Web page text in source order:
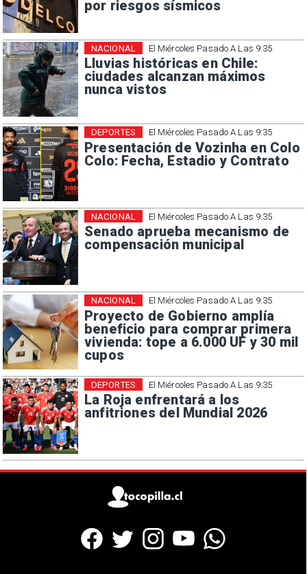
por riesgos sísmicos
El Miércoles Pasado A Las 9:35
Lluvias históricas en Chile:
ciudades alcanzan máximos
nunca vistos
NACIONAL
El Miércoles Pasado A Las 9:35
Presentación de Vozinha en Colo
Colo: Fecha, Estadio y Contrato
DEPORTES
El Miércoles Pasado A Las 9:35
Senado aprueba mecanismo de
compensación municipal
NACIONAL
El Miércoles Pasado A Las 9:35
Proyecto de Gobierno amplía
beneficio para comprar primera
vivienda: tope a 6.000 UF y 30 mil
cupos
NACIONAL
El Miércoles Pasado A Las 9:35
La Roja enfrentará a los
anfitriones del Mundial 2026
DEPORTES